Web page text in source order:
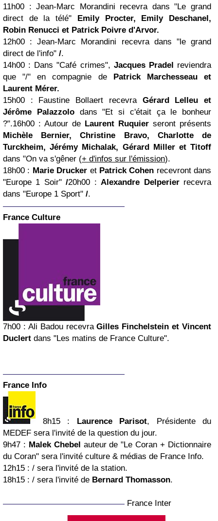
11h00 : Jean-Marc Morandini recevra dans "Le grand
direct de la télé" Emily Procter, Emily Deschanel,
Robin Renucci et Patrick Poivre d'Arvor.
12h00 : Jean-Marc Morandini recevra dans "le grand
direct de l'info" /.
14h00 : Dans "Café crimes", Jacques Pradel reviendra
que "/" en compagnie de Patrick Marchesseau et
Laurent Mérer.
15h00 : Faustine Bollaert recevra Gérard Lelleu et
Jérôme Palazzolodans "Et si c'était ça le bonheur
?".16h00 : Autour de Laurent Ruquier seront présents
Michèle Bernier, Christine Bravo, Charlotte de
Turckheim, Jérémy Michalak, Gérard Miller et Titoff
dans "On va s'gêner (+ d'infos sur l'émission).
18h00 : Marie Drucker et Patrick Cohen recevront dans
"Europe 1 Soir" /20h00 :Alexandre Delperierrecevra
dans "Europe 1 Sport" /.
France Culture
7h00 : Ali Badou recevra Gilles Finchelstein et Vincent
Duclert dans "Les matins de France Culture".
France Info
8h15 : Laurence Parisot, Présidente du
MEDEF sera l'invité de la question du jour.
9h47 : Malek Chebel auteur de "Le Coran + Dictionnaire
du Coran" sera l'invité culture & médias de France Info.
12h15 : / sera l'invité de la station.
18h15 : / sera l'invité de Bernard Thomasson.
France Inter